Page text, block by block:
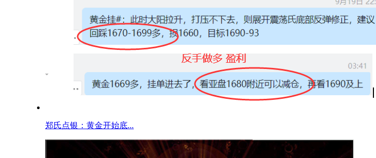
郑氏点银：黄金开始底...